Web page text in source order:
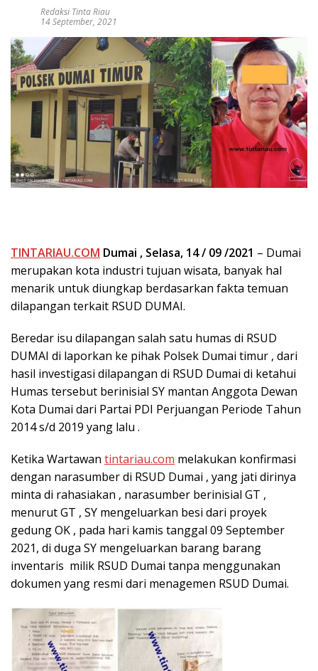
Redaksi Tinta Riau
14 September, 2021
TINTARIAU.COM Dumai , Selasa, 14 / 09 /2021 – Dumai
merupakan kota industri tujuan wisata, banyak hal
menarik untuk diungkap berdasarkan fakta temuan
dilapangan terkait RSUD DUMAI.
Beredar isu dilapangan salah satu humas di RSUD
DUMAI di laporkan ke pihak Polsek Dumai timur , dari
hasil investigasi dilapangan di RSUD Dumai di ketahui
Humas tersebut berinisial SY mantan Anggota Dewan
Kota Dumai dari Partai PDI Perjuangan Periode Tahun
2014 s/d 2019 yang lalu .
Ketika Wartawan tintariau.com melakukan konfirmasi
dengan narasumber di RSUD Dumai , yang jati dirinya
minta di rahasiakan , narasumber berinisial GT ,
menurut GT , SY mengeluarkan besi dari proyek
gedung OK , pada hari kamis tanggal 09 September
2021, di duga SY mengeluarkan barang barang
inventaris milik RSUD Dumai tanpa menggunakan
dokumen yang resmi dari menagemen RSUD Dumai.